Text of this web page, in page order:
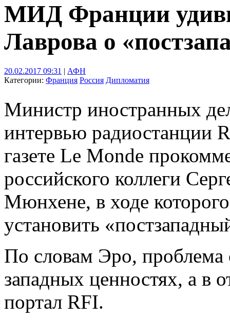
МИД Франции
Лаврова о
20.02.2017 09:31 | АФН
Категории: Франция Россия Дипломатия
Министр иностранных
интервью радиостанции
газете Le Monde
российского коллеги
Мюнхене, в ходе
установить
По словам Эро, проблема
западных ценностях, а в
портал RFI.